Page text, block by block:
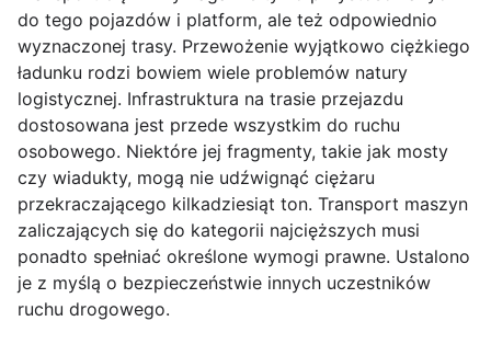
do tego pojazdów i platform, ale też odpowiednio
wyznaczonej trasy. Przewożenie wyjątkowo ciężkiego
ładunku rodzi bowiem wiele problemów natury
logistycznej. Infrastruktura na trasie przejazdu
dostosowana jest przede wszystkim do ruchu
osobowego. Niektóre jej fragmenty, takie jak mosty
czy wiadukty, mogą nie udźwignąć ciężaru
przekraczającego kilkadziesiąt ton. Transport maszyn
zaliczających się do kategorii najcięższych musi
ponadto spełniać określone wymogi prawne. Ustalono
je z myślą o bezpieczeństwie innych uczestników
ruchu drogowego.